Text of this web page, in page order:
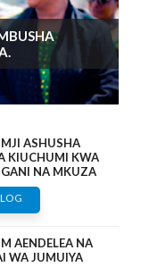
ASHUSHA
KIUCHUMI KWA
NA MKUZA
AENDELEA NA
WA JUMUIYA